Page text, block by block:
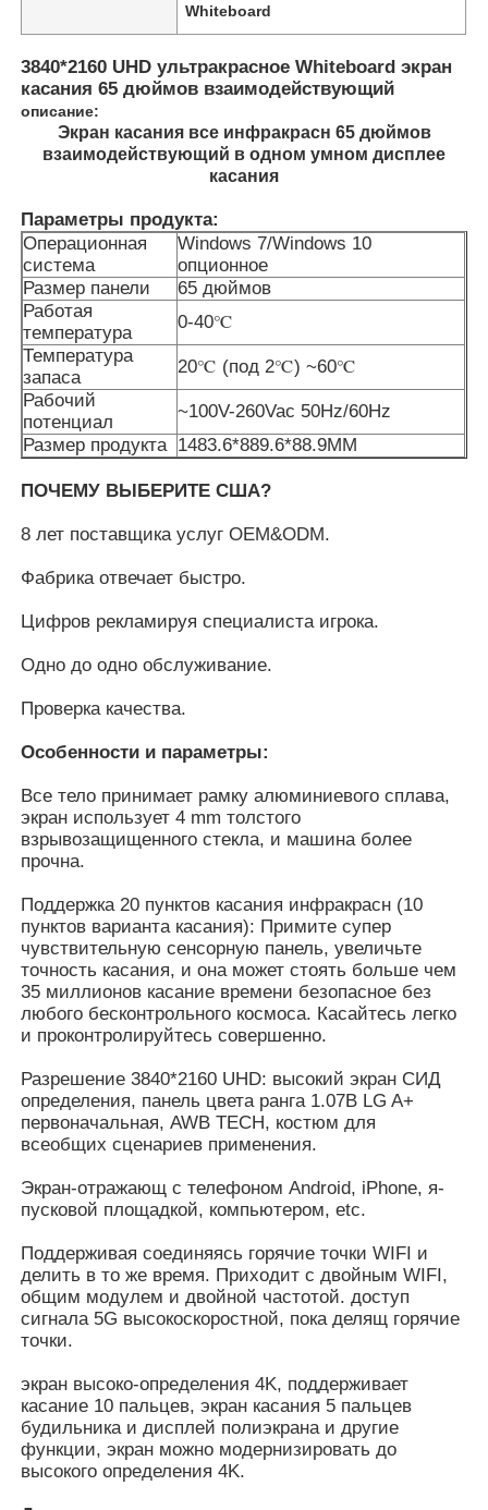
Главная страница
Продукция
Ролики
Наша фабрика
контактные данные
Отправить запрос
Взаимодействующее классн классный цифров
Образование взаимодействующее Whiteboard
Умное Nano классн классный
Дисплей конференц-зала взаимодействующий
Доска цифров взаимодействующая умная
Вертикальный Signage цифров
взаимодействующая индикаторная панель
Whiteboard
3840*2160 UHD ультракрасное Whiteboard экран
касания 65 дюймов взаимодействующий
описание:
Экран касания все инфракрасн 65 дюймов
взаимодействующий в одном умном дисплее
касания
Параметры продукта:
Операционная
система
Windows 7/Windows 10
опционное
Размер панели
65 дюймов
Работая
температура
0-40℃
Температура
запаса
20℃ (под 2℃) ~60℃
Рабочий
потенциал
~100V-260Vac 50Hz/60Hz
Размер продукта 1483.6*889.6*88.9MM
ПОЧЕМУ ВЫБЕРИТЕ США?
8 лет поставщика услуг OEM&ODM.
Фабрика отвечает быстро.
Цифров рекламируя специалиста игрока.
Одно до одно обслуживание.
Проверка качества.
Особенности и параметры:
Все тело принимает рамку алюминиевого сплава,
экран использует 4 mm толстого
взрывозащищенного стекла, и машина более
прочна.
Поддержка 20 пунктов касания инфракрасн (10
пунктов варианта касания): Примите супер
чувствительную сенсорную панель, увеличьте
точность касания, и она может стоять больше чем
35 миллионов касание времени безопасное без
любого бесконтрольного космоса. Касайтесь легко
и проконтролируйтесь совершенно.
Разрешение 3840*2160 UHD: высокий экран СИД
определения, панель цвета ранга 1.07B LG A+
первоначальная, AWB TECH, костюм для
всеобщих сценариев применения.
Экран-отражающ с телефоном Android, iPhone, я-
пусковой площадкой, компьютером, etc.
Поддерживая соединяясь горячие точки WIFI и
делить в то же время. Приходит с двойным WIFI,
общим модулем и двойной частотой. доступ
сигнала 5G высокоскоростной, пока делящ горячие
точки.
экран высоко-определения 4K, поддерживает
касание 10 пальцев, экран касания 5 пальцев
будильника и дисплей полиэкрана и другие
функции, экран можно модернизировать до
высокого определения 4K.